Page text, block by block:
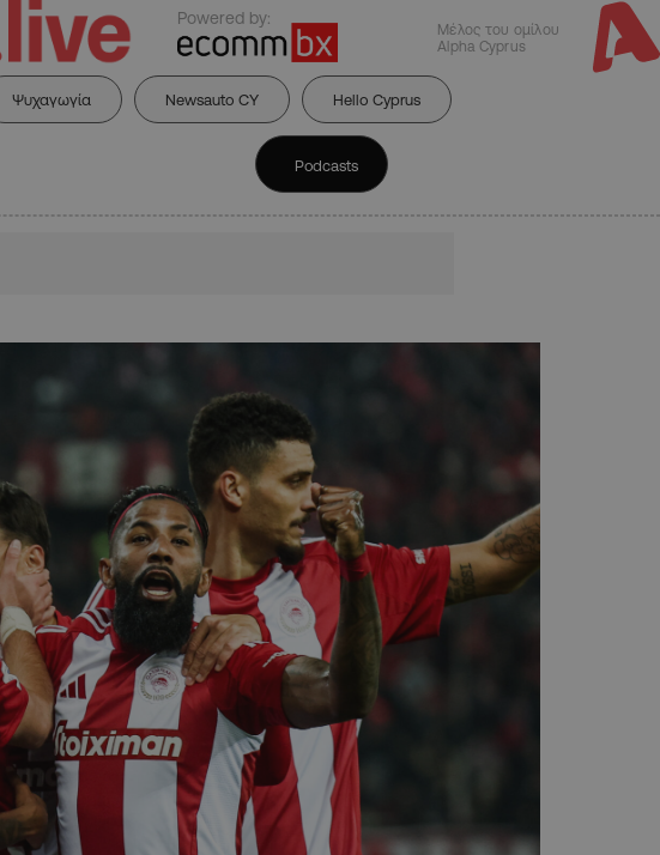
Powered by:
Μέλος του ομίλου
Alpha Cyprus
Ψυχαγωγία Newsauto CY Hello Cyprus
Podcasts